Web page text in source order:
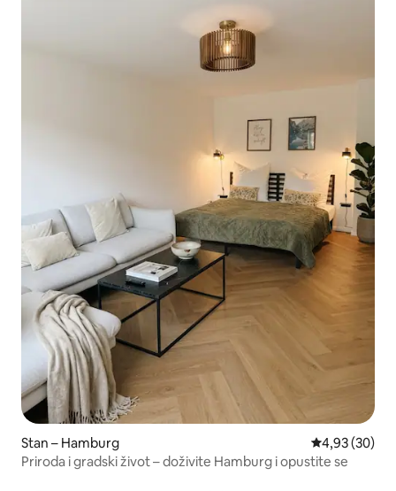
Stan – Hamburg Prosječna
4,93 (30)
Priroda i gradski život – doživite Hamburg i opustite se